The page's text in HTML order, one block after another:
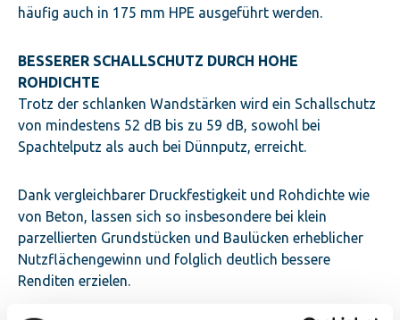
häufig auch in 175 mm HPE ausgeführt werden.
BESSERER SCHALLSCHUTZ DURCH HOHE
ROHDICHTE
Trotz der schlanken Wandstärken wird ein Schallschutz
von mindestens 52 dB bis zu 59 dB, sowohl bei
Spachtelputz als auch bei Dünnputz, erreicht.
Dank vergleichbarer Druckfestigkeit und Rohdichte wie
von Beton, lassen sich so insbesondere bei klein
parzellierten Grundstücken und Baulücken erheblicher
Nutzflächengewinn und folglich deutlich bessere
Renditen erzielen.